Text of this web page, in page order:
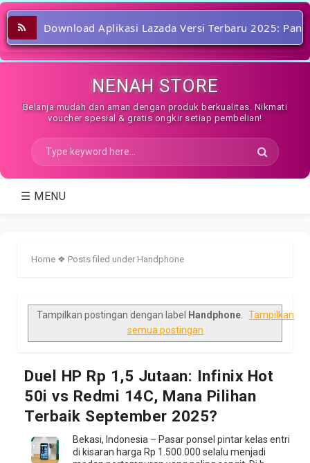
Download Aplikasi Lazada Versi Terbaru 2025:
NENAH STORE
Belanja mudah dan aman dengan produk berkualitas. Nikmati
voucher spesial & gratis ongkir setiap pembelian!
☰ MENU
Home ❖ Posts filed under Handphone
Tampilkan postingan dengan label Handphone.
Tampilkan
semua postingan
Duel HP Rp 1,5 Jutaan: Infinix Hot
50i vs Redmi 14C, Mana Pilihan
Terbaik September 2025?
Bekasi, Indonesia – Pasar ponsel pintar kelas entri
di kisaran harga Rp 1.500.000 selalu menjadi